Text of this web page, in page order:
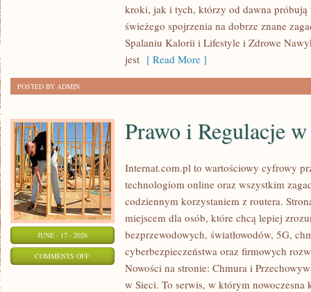
ODCHUDZANIU
kroki, jak i tych, którzy od dawna
świeżego spojrzenia na dobrze znane
Spalaniu Kalorii i Lifestyle i Zdrowe
jest [ Read More ]
POSTED BY ADMIN
JUNE - 17 - 2026
COMMENTS OFFON
Prawo i Regulacje
Internat.com.pl to wartościowy cyfrowy
technologiom online oraz wszystkim
codziennym korzystaniem z routera.
miejscem dla osób, które chcą lepiej
bezprzewodowych, światłowodów, 5G,
cyberbezpieczeństwa oraz firmowych
Nowości na stronie: Chmura i
w Sieci. To serwis, w którym nowoczesna